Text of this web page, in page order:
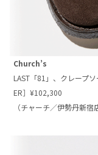
Church’s
LAST「81」、クレープ
ER］¥102,300
（チャーチ／伊勢丹新宿